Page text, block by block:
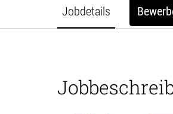
Jobdetails